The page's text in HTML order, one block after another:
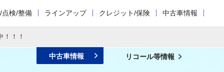
点検/整備 ラインアップ クレジット/保険 中古車情報
！！！
中古車情報 リコール等情報